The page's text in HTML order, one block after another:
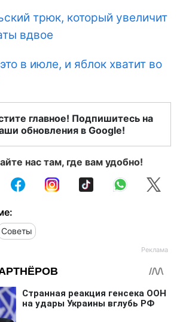
трюк, который увеличит
вдвое
в июле, и яблок хватит во
главное! Подпишитесь на
обновления в Google!
нас там, где вам удобно!
Советы